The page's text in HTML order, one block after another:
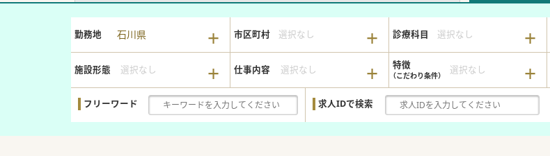
勤務地 石川県 市区町村 選択なし 診療科目 選択なし
施設形態 選択なし 仕事内容 選択なし 特徴 選択なし
フリーワード 求人IDで検索